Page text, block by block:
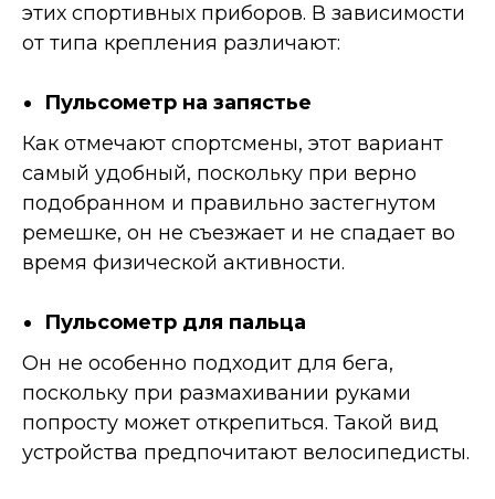
этих спортивных приборов. В зависимости
от типа крепления различают:
Пульсометр на запястье
Как отмечают спортсмены, этот вариант
самый удобный, поскольку при верно
подобранном и правильно застегнутом
ремешке, он не съезжает и не спадает во
время физической активности.
Пульсометр для пальца
Он не особенно подходит для бега,
поскольку при размахивании руками
попросту может открепиться. Такой вид
устройства предпочитают велосипедисты.